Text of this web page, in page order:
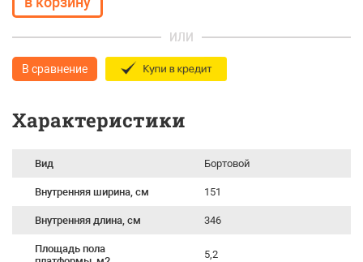
ИЛИ
В сравнение
Характеристики
Вид Бортовой
Внутренняя ширина, см 151
Внутренняя длина, см 346
Площадь пола
5,2